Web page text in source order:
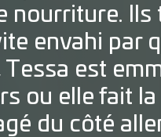
nourriture.
envahi par
Tessa est
ou elle fait
du côté